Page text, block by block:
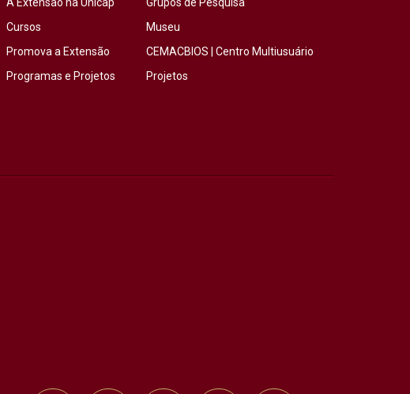
Cursos
Promova a Extensão
Programas e Projetos
Museu
CEMACBIOS | Centro Multiusuário
Projetos